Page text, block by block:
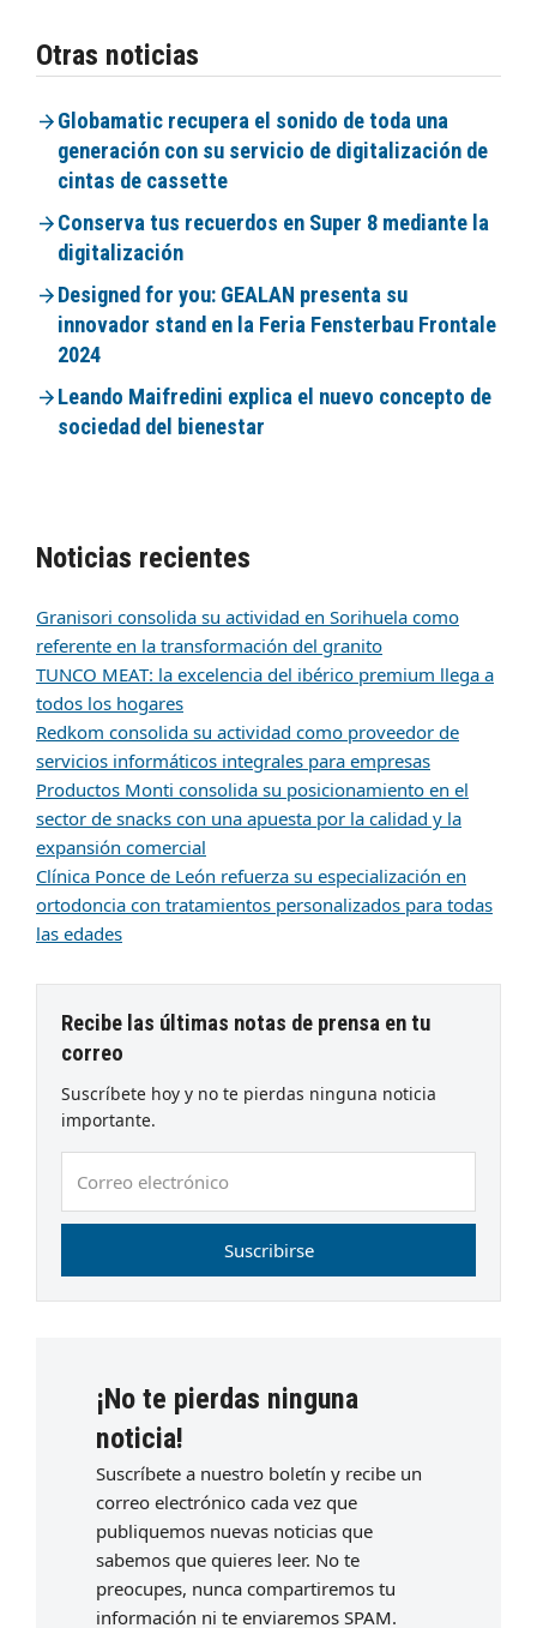
Otras noticias
Globamatic recupera el sonido de toda una
generación con su servicio de digitalización de
cintas de cassette
Conserva tus recuerdos en Super 8 mediante la
digitalización
Designed for you: GEALAN presenta su
innovador stand en la Feria Fensterbau Frontale
2024
Leando Maifredini explica el nuevo concepto de
sociedad del bienestar
Noticias recientes
Granisori consolida su actividad en Sorihuela como
referente en la transformación del granito
TUNCO MEAT: la excelencia del ibérico premium llega a
todos los hogares
Redkom consolida su actividad como proveedor de
servicios informáticos integrales para empresas
Productos Monti consolida su posicionamiento en el
sector de snacks con una apuesta por la calidad y la
expansión comercial
Clínica Ponce de León refuerza su especialización en
ortodoncia con tratamientos personalizados para todas
las edades
Recibe las últimas notas de prensa en tu
correo
Suscríbete hoy y no te pierdas ninguna noticia
importante.
electrónico
Suscribirse
¡No te pierdas ninguna
noticia!
Suscríbete a nuestro boletín y recibe un
correo electrónico cada vez que
publiquemos nuevas noticias que
sabemos que quieres leer. No te
preocupes, nunca compartiremos tu
información ni te enviaremos SPAM.